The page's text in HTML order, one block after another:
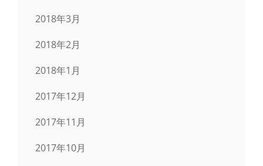
2018年3月
2018年2月
2018年1月
2017年12月
2017年11月
2017年10月